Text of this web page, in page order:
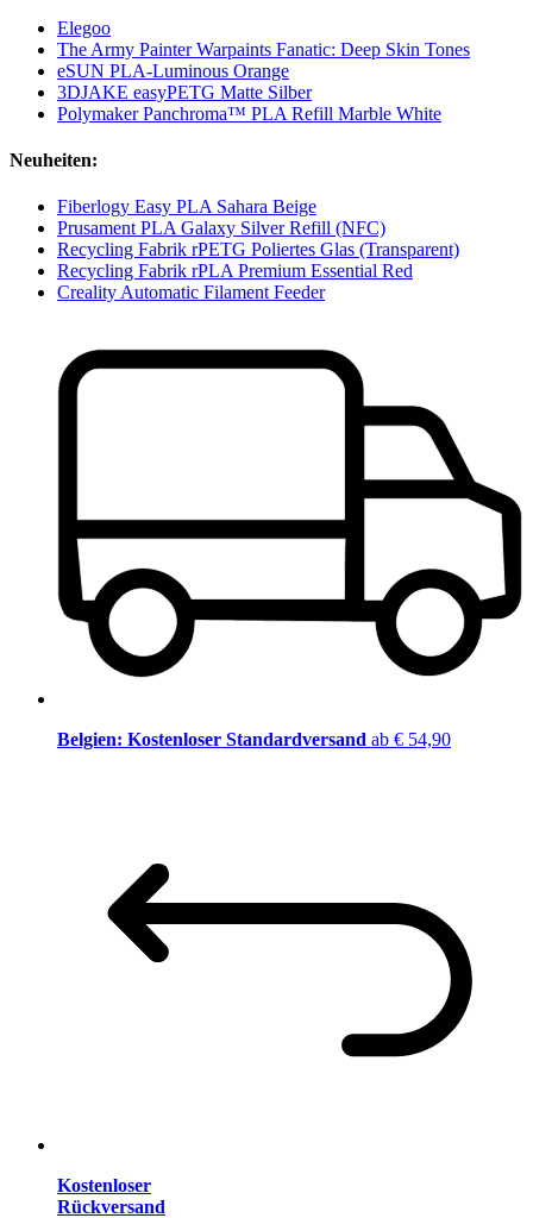
Elegoo
The Army Painter Warpaints Fanatic: Deep Skin Tones
eSUN PLA-Luminous Orange
3DJAKE easyPETG Matte Silber
Polymaker Panchroma™ PLA Refill Marble White
Neuheiten:
Fiberlogy Easy PLA Sahara Beige
Prusament PLA Galaxy Silver Refill (NFC)
Recycling Fabrik rPETG Poliertes Glas (Transparent)
Recycling Fabrik rPLA Premium Essential Red
Creality Automatic Filament Feeder
Belgien: Kostenloser Standardversand ab € 54,90
Kostenloser
Rückversand